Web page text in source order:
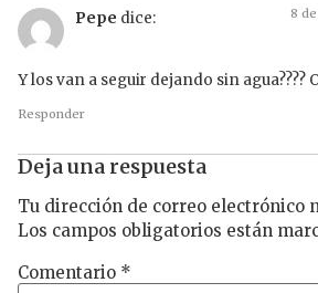
Pepe dice: 8
Y los van a seguir dejando sin agua????
Responder
Deja una respuesta
Tu dirección de correo electrónico
Los campos obligatorios están
Comentario *